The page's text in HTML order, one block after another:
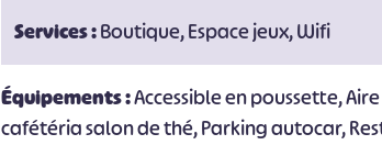
Services :Boutique, Espace jeux, Wifi
Équipements :Accessible en poussette,
cafétéria salon de thé, Parking autocar,